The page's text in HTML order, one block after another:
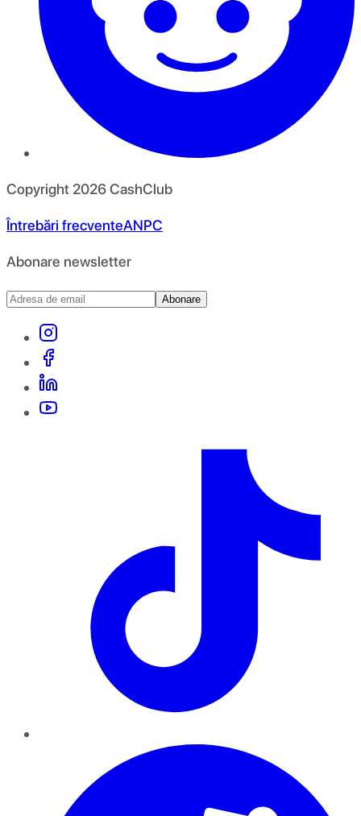
Copyright 2026CashClub
Întrebări frecventeANPC
Abonare newsletter
Abonare